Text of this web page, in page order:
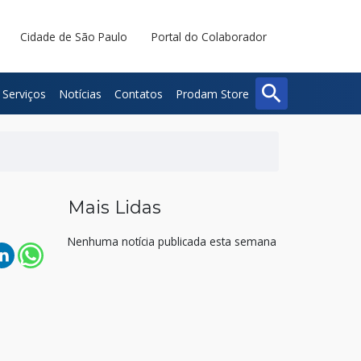
Cidade de São Paulo Portal do Colaborador
Serviços Notícias Contatos Prodam Store searchBuscar
Fechar
Mais Lidas
Nenhuma notícia publicada esta semana